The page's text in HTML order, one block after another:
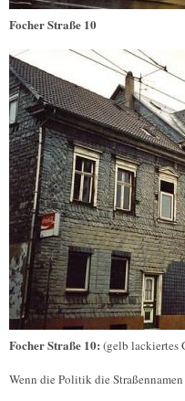
Focher Straße 10
Focher Straße 10: (gelb lackiertes
Wenn die Politik die